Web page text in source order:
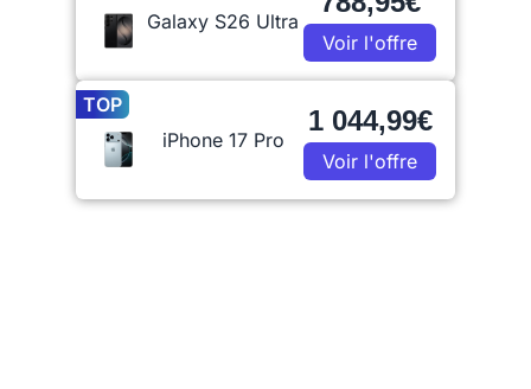
Galaxy S26 Ultra
Voir l'offre
TOP
iPhone 17 Pro
1 044,99€
Voir l'offre